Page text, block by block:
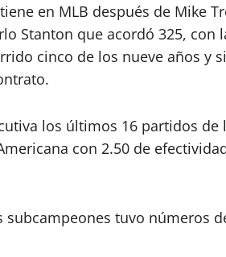
en MLB después de Mike
Stanton que acordó 325,
cinco de los nueve años y
los últimos 16 partidos
con 2.50 de
tuvo números